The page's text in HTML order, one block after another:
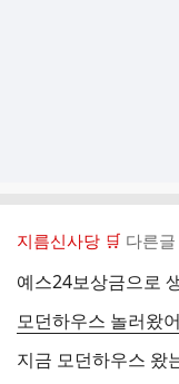
지름신사당 🛒 다른글
예스24보상금으로
모던하우스 놀러왔